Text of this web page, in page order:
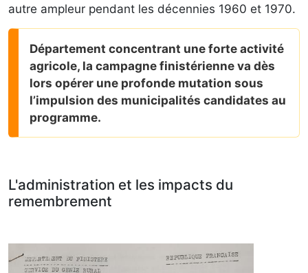
autre ampleur pendant les décennies 1960 et 1970.
Département concentrant une forte activité
agricole, la campagne finistérienne va dès
lors opérer une profonde mutation sous
l’impulsion des municipalités candidates au
programme.
L'administration et les impacts du
remembrement